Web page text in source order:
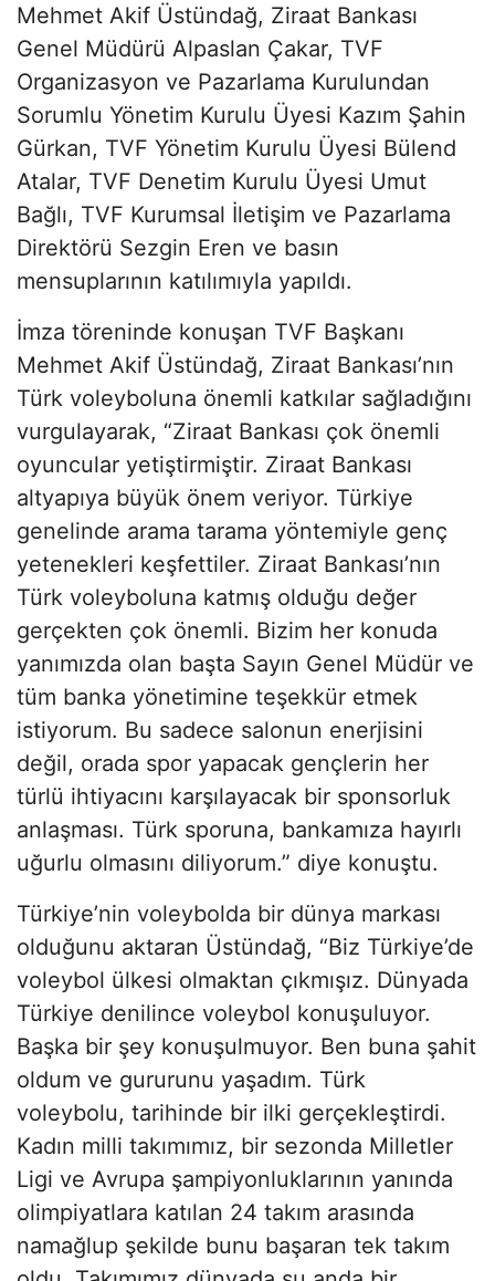
Mehmet Akif Üstündağ, Ziraat Bankası
Genel Müdürü Alpaslan Çakar, TVF
Organizasyon ve Pazarlama Kurulundan
Sorumlu Yönetim Kurulu Üyesi Kazım Şahin
Gürkan, TVF Yönetim Kurulu Üyesi Bülend
Atalar, TVF Denetim Kurulu Üyesi Umut
Bağlı, TVF Kurumsal İletişim ve Pazarlama
Direktörü Sezgin Eren ve basın
mensuplarının katılımıyla yapıldı.
İmza töreninde konuşan TVF Başkanı
Mehmet Akif Üstündağ, Ziraat Bankası’nın
Türk voleyboluna önemli katkılar sağladığını
vurgulayarak, “Ziraat Bankası çok önemli
oyuncular yetiştirmiştir. Ziraat Bankası
altyapıya büyük önem veriyor. Türkiye
genelinde arama tarama yöntemiyle genç
yetenekleri keşfettiler. Ziraat Bankası’nın
Türk voleyboluna katmış olduğu değer
gerçekten çok önemli. Bizim her konuda
yanımızda olan başta Sayın Genel Müdür ve
tüm banka yönetimine teşekkür etmek
istiyorum. Bu sadece salonun enerjisini
değil, orada spor yapacak gençlerin her
türlü ihtiyacını karşılayacak bir sponsorluk
anlaşması. Türk sporuna, bankamıza hayırlı
uğurlu olmasını diliyorum.” diye konuştu.
Türkiye’nin voleybolda bir dünya markası
olduğunu aktaran Üstündağ, “Biz Türkiye’de
voleybol ülkesi olmaktan çıkmışız. Dünyada
Türkiye denilince voleybol konuşuluyor.
Başka bir şey konuşulmuyor. Ben buna şahit
oldum ve gururunu yaşadım. Türk
voleybolu, tarihinde bir ilki gerçekleştirdi.
Kadın milli takımımız, bir sezonda Milletler
Ligi ve Avrupa şampiyonluklarının yanında
olimpiyatlara katılan 24 takım arasında
namağlup şekilde bunu başaran tek takım